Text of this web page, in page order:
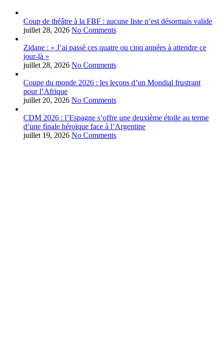
Coup de théâtre à la FBF : aucune liste n’est désormais valide
juillet 28, 2026 No Comments
Zidane : « J’ai passé ces quatre ou cinq années à attendre ce
jour-là »
juillet 28, 2026 No Comments
Coupe du monde 2026 : les leçons d’un Mondial frustrant
pour l’Afrique
juillet 20, 2026 No Comments
CDM 2026 : l’Espagne s’offre une deuxième étoile au terme
d’une finale héroïque face à l’Argentine
juillet 19, 2026 No Comments